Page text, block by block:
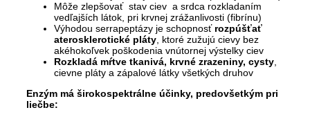
Môže zlepšovať stav ciev a srdca rozkladaním
vedľajších látok, pri krvnej zrážanlivosti (fibrínu)
Výhodou serrapeptázy je schopnosť rozpúšťať
aterosklerotické pláty , ktoré zužujú cievy bez
akéhokoľvek poškodenia vnútornej výstelky ciev
Rozkladá mŕtve tkanivá, krvné zrazeniny, cysty
cievne pláty a zápalové látky všetkých druhov
Enzým má širokospektrálne účinky, predovšetkým pri
liečbe: